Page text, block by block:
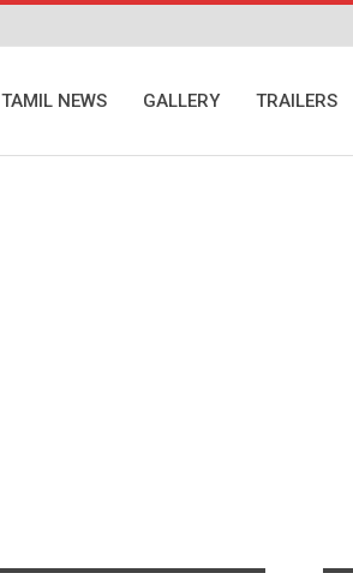
TAMIL NEWS GALLERY TRAILERS